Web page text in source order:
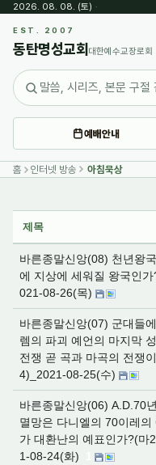
2026. 08. 08. (토) ·
EST. 2007
동탄명성교회 대한예수교장로회
예배안내
홈 인터넷 방송 아침묵상
제목
바른종말신앙(08) 천년왕
에 지상에 세워질 왕국인
021-08-26(목)
바른종말신앙(07) 군대들
렘의 파괴 예언의 마지막
전쟁 곧 곡과 마곡의 전쟁
4)_2021-08-25(수)
바른종말신앙(06) A.D.70
멸망은 다니엘의 70이레의
가 대환난의 예표인가?(마
1-08-24(화)